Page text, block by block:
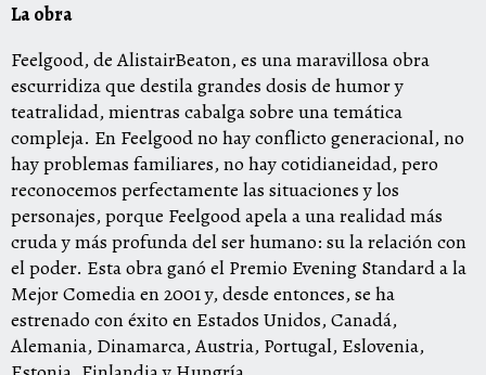
La obra
Feelgood, de AlistairBeaton, es una maravillosa obra
escurridiza que destila grandes dosis de humor y
teatralidad, mientras cabalga sobre una temática
compleja. En Feelgood no hay conflicto generacional, no
hay problemas familiares, no hay cotidianeidad, pero
reconocemos perfectamente las situaciones y los
personajes, porque Feelgood apela a una realidad más
cruda y más profunda del ser humano: su la relación con
el poder. Esta obra ganó el Premio Evening Standard a la
Mejor Comedia en 2001 y, desde entonces, se ha
estrenado con éxito en Estados Unidos, Canadá,
Alemania, Dinamarca, Austria, Portugal, Eslovenia,